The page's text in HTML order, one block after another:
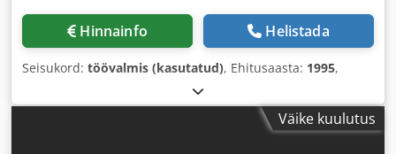
Hinnainfo Helistada
Seisukord: töövalmis (kasutatud), Ehitusaasta: 1995,
Väike kuulutus